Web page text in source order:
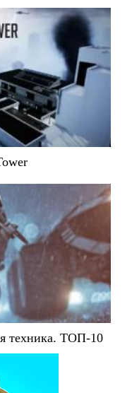
техника. ТОП-10